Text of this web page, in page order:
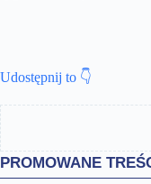
Udostępnij to 👇